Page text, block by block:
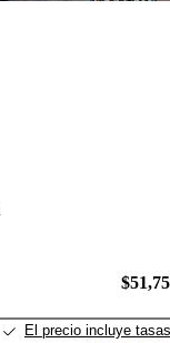
El precio incluye tasas